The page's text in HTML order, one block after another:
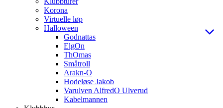
Korona
Virtuelle løp
Halloween
Godnattas
ElgOn
ThOmas
Småtroll
Arakn-O
Hodeløse Jakob
Varulven AlfredO Ulverud
Kabelmannen